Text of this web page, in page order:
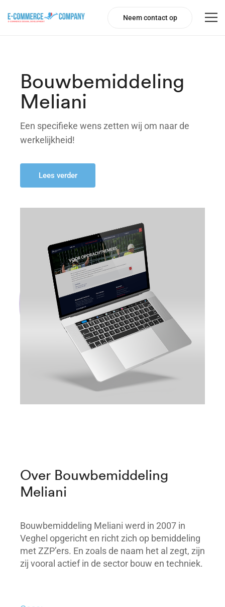
Neem contact op
Bouwbemiddeling
Meliani
Een specifieke wens zetten wij om naar de
werkelijkheid!
Lees verder
Over Bouwbemiddeling
Meliani
Bouwbemiddeling Meliani werd in 2007 in
Veghel opgericht en richt zich op bemiddeling
met ZZP’ers. En zoals de naam het al zegt, zijn
zij vooral actief in de sector bouw en techniek.